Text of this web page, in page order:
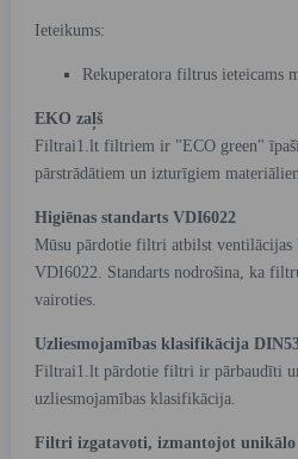
Ieteikums:
Rekuperatora filtrus ieteicams
EKO zaļš
Filtrai1.lt filtriem ir "ECO green"
pārstrādātiem un izturīgiem
Higiēnas standarts VDI6022
Mūsu pārdotie filtri atbilst ventilācijas
VDI6022. Standarts nodrošina, ka
vairoties.
Uzliesmojamības klasifikācija
Filtrai1.lt pārdotie filtri ir pārbaudīti
uzliesmojamības klasifikācija.
Filtri izgatavoti, izmantojot unikālo